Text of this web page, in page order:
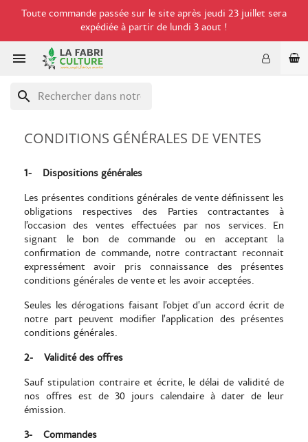
Toute commande passée sur le site après jeudi 23 juillet sera
expédiée à partir de lundi 3 aout !

search
CONDITIONS GÉNÉRALES DE VENTES
1- Dispositions générales
Les présentes conditions générales de vente définissent les
obligations respectives des Parties contractantes à
l’occasion des ventes effectuées par nos services. En
signant le bon de commande ou en acceptant la
confirmation de commande, notre contractant reconnait
expressément avoir pris connaissance des présentes
conditions générales de vente et les avoir acceptées.
Seules les dérogations faisant l’objet d’un accord écrit de
notre part peuvent modifier l’application des présentes
conditions générales.
2- Validité des offres
Sauf stipulation contraire et écrite, le délai de validité de
nos offres est de 30 jours calendaire à dater de leur
émission.
3- Commandes